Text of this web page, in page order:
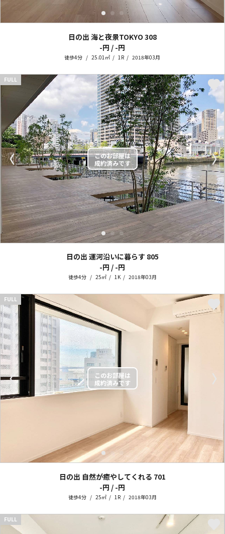
日の出 海と夜景TOKYO 308
-円 / -円
徒歩4分 25.01㎡ 1R 2018年03月
〈 〉
FULL
日の出 運河沿いに暮らす 805
-円 / -円
徒歩4分 25㎡ 1K 2018年03月
〈 〉
FULL
日の出 自然が癒やしてくれる 701
-円 / -円
徒歩4分 25㎡ 1R 2018年03月
FULL